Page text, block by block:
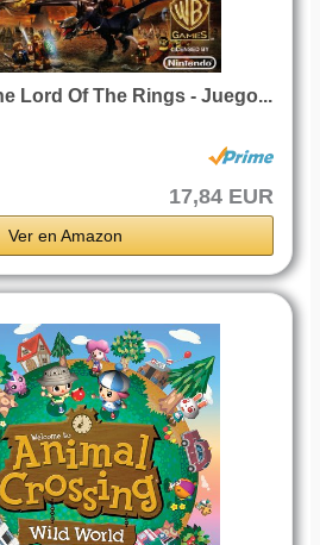
Lord Of The Rings - Juego...
17,84 EUR
Ver en Amazon